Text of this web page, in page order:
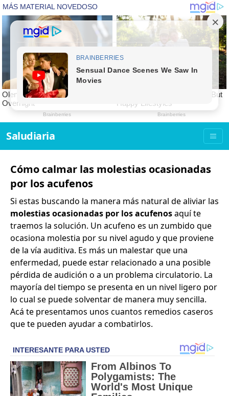
Saludiaria
Cómo calmar las molestias ocasionadas
por los acufenos
Si estas buscando la manera más natural de aliviar las
molestias ocasionadas por los acufenosaquí te
traemos la solución. Un acufeno es un zumbido que
ocasiona molestia por su nivel agudo y que proviene
de la vía auditiva. Es más un malestar que una
enfermedad, puede estar relacionado a una posible
pérdida de audición o a un problema circulatorio. La
mayoría del tiempo se presenta en un nivel ligero por
lo cual se puede solventar de manera muy sencilla.
Acá te presentamos unos cuantos remedios caseros
que te pueden ayudar a combatirlos.